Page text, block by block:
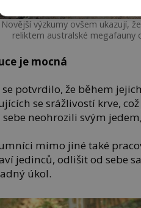
Novější výzkumy ovšem ukazují,
reliktem australské
je mocná
se potvrdilo, že během
se srážlivostí krve,
neohrozili svým
mimo jiné také
jedinců, odlišit od sebe
úkol.